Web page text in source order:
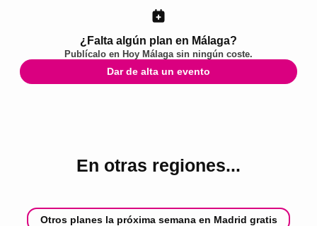
¿Falta algún plan en Málaga?
Publícalo en Hoy Málaga sin ningún coste.
Dar de alta un evento
En otras regiones...
Otros planes la próxima semana en Madrid gratis